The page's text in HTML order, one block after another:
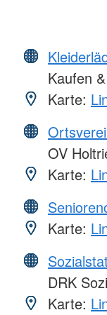
Kaufen
Karte:
OV
Karte:
Karte:
DRK
Karte: